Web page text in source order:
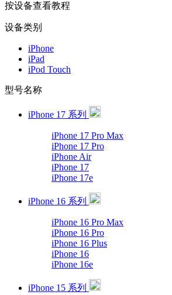
按设备查看教程
设备类别
iPhone
iPad
iPod Touch
型号名称
iPhone 17 系列
iPhone 17 Pro Max
iPhone 17 Pro
iPhone Air
iPhone 17
iPhone 17e
iPhone 16 系列
iPhone 16 Pro Max
iPhone 16 Pro
iPhone 16 Plus
iPhone 16
iPhone 16e
iPhone 15 系列